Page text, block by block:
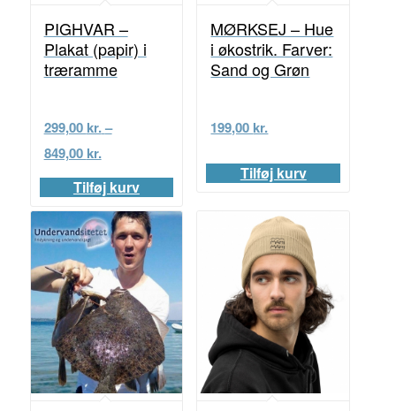
PIGHVAR –
Plakat (papir) i
træramme
299,00 kr. –
849,00 kr.
til
849,00 kr.
Tilføj kurv
MØRKSEJ – Hue
i økostrik. Farver:
Sand og Grøn
199,00 kr.
Tilføj kurv